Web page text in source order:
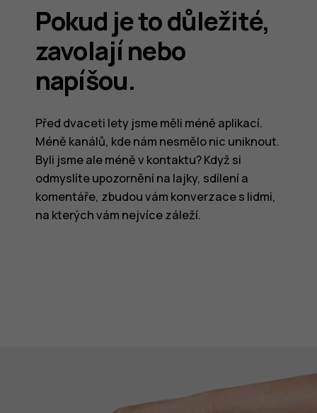
Pokud je to důležité,
zavolají nebo
napíšou.
Před dvaceti lety jsme měli méně aplikací.
Méně kanálů, kde nám nesmělo nic uniknout.
Byli jsme ale méně v kontaktu? Když si
odmyslíte upozornění na lajky, sdílení a
komentáře, zbudou vám konverzace s lidmi,
na kterých vám nejvíce záleží.